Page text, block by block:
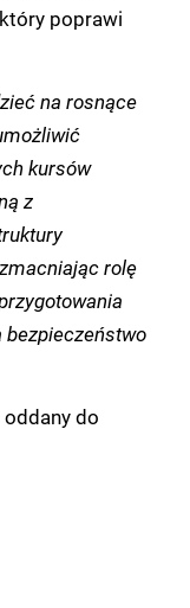
poprawi
na rosnące
kursów
z
rolę
bezpieczeństwo
do